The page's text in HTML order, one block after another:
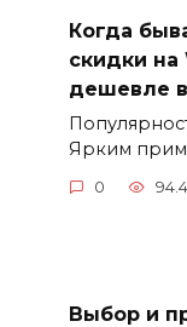
Когда
скидки
дешевле
Ярким
0
Выбор и